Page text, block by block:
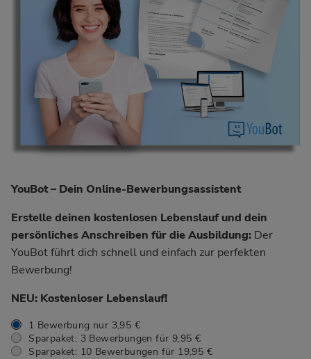
YouBot – Dein Online-Bewerbungsassistent
Erstelle deinen kostenlosen Lebenslauf und dein
persönliches Anschreiben für die Ausbildung: Der
YouBot führt dich schnell und einfach zur perfekten
Bewerbung!
NEU: Kostenloser Lebenslauf!
1 Bewerbung nur 3,95 €
Sparpaket: 3 Bewerbungen für 9,95 €
Sparpaket: 10 Bewerbungen für 19,95 €